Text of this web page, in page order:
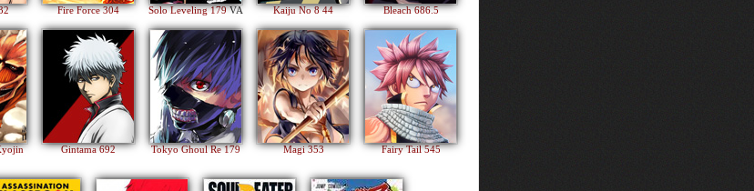
Fire Force 304 Solo Leveling 179VA Kaiju No 8 44 Bleach 686.5
Gintama 692 Tokyo Ghoul Re 179 Magi 353 Fairy Tail 545